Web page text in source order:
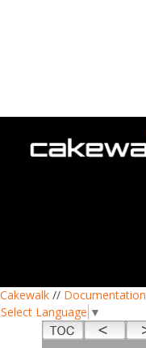
Cakewalk // Documentation
Select Language ▼